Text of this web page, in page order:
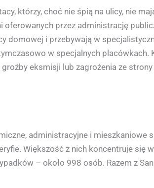
którzy, choć nie śpią na ulicy, nie
przez administrację
domowej i przebywają w
w specjalnych placówkach.
eksmisji lub zagrożenia ze strony
administracyjne i mieszkaniowe
Większość z nich koncentruje się
– około 998 osób. Razem z